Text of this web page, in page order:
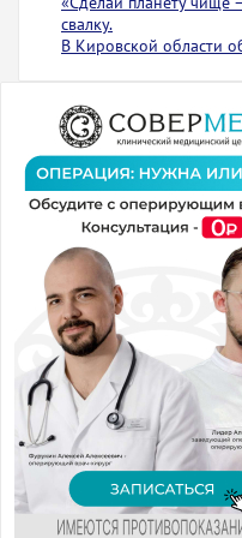
свалку.
В Кировской области